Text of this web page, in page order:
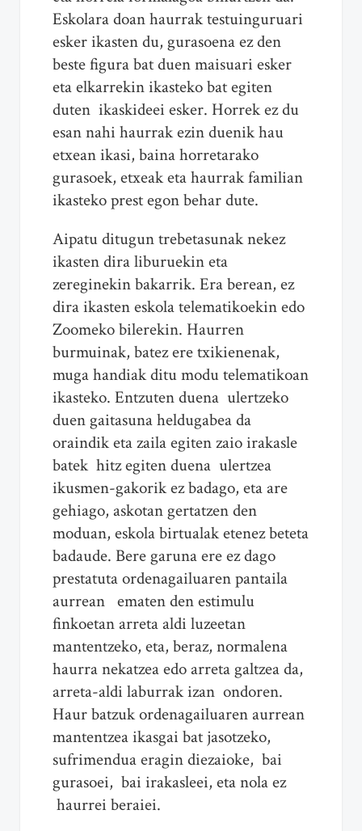
Eskolara doan haurrak testuinguruari
esker ikasten du, gurasoena ez den
beste figura bat duen maisuari esker
eta elkarrekin ikasteko bat egiten
duten ikaskideei esker. Horrek ez du
esan nahi haurrak ezin duenik hau
etxean ikasi, baina horretarako
gurasoek, etxeak eta haurrak familian
ikasteko prest egon behar dute.
Aipatu ditugun trebetasunak nekez
ikasten dira liburuekin eta
zereginekin bakarrik. Era berean, ez
dira ikasten eskola telematikoekin edo
Zoomeko bilerekin. Haurren
burmuinak, batez ere txikienenak,
muga handiak ditu modu telematikoan
ikasteko. Entzuten duena ulertzeko
duen gaitasuna heldugabea da
oraindik eta zaila egiten zaio irakasle
batek hitz egiten duena ulertzea
ikusmen-gakorik ez badago, eta are
gehiago, askotan gertatzen den
moduan, eskola birtualak etenez beteta
badaude. Bere garuna ere ez dago
prestatuta ordenagailuaren pantaila
aurrean ematen den estimulu
finkoetan arreta aldi luzeetan
mantentzeko, eta, beraz, normalena
haurra nekatzea edo arreta galtzea da,
arreta-aldi laburrak izan ondoren.
Haur batzuk ordenagailuaren aurrean
mantentzea ikasgai bat jasotzeko,
sufrimendua eragin diezaioke, bai
gurasoei, bai irakasleei, eta nola ez
haurrei beraiei.